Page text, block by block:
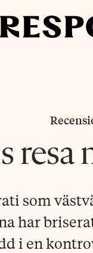
resa
som
har
i en